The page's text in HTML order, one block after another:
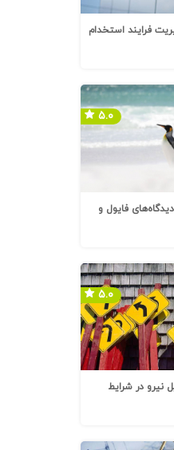
فرایند استخدام
فایول و
۵.۰
نیرو در شرایط
۵.۰